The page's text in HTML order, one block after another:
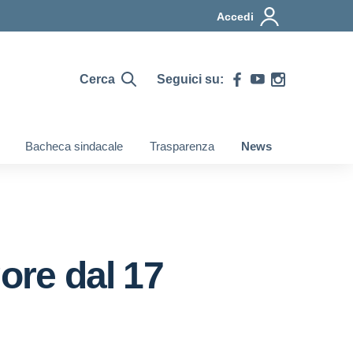
Accedi
Cerca Seguici su:
Bacheca sindacale Trasparenza News
dal 17